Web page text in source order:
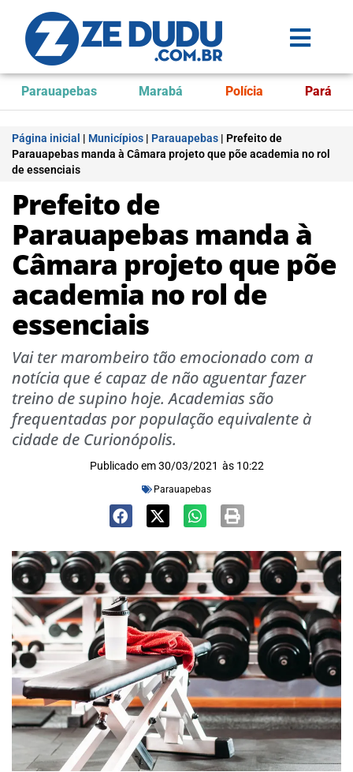
Parauapebas Marabá Polícia Pará
Página inicial | Municípios | Parauapebas | Prefeito de
Parauapebas manda à Câmara projeto que põe academia no rol
de essenciais
Prefeito de
Parauapebas manda à
Câmara projeto que põe
academia no rol de
essenciais
Vai ter marombeiro tão emocionado com a
notícia que é capaz de não aguentar fazer
treino de supino hoje. Academias são
frequentadas por população equivalente à
cidade de Curionópolis.
Publicado em 30/03/2021 às 10:22
Parauapebas